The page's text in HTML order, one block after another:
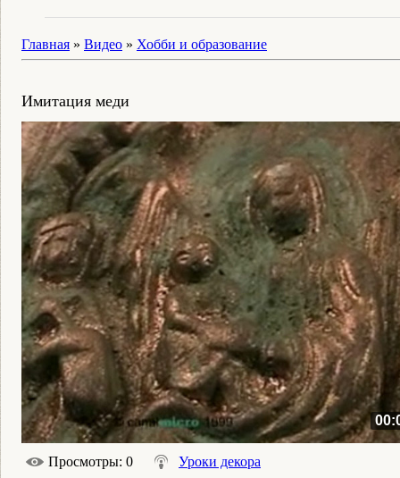
Главная » Видео » Хобби и образование
Имитация меди
Просмотры: 0 Уроки декора